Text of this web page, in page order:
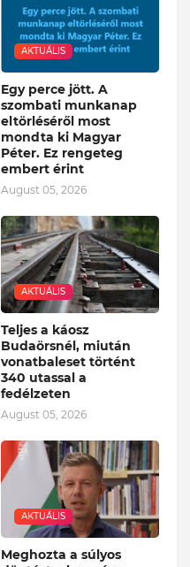
AKTUÁLIS
Egy perce jött. A
szombati munkanap
eltörléséről most
mondta ki Magyar
Péter. Ez rengeteg
embert érint
August 05, 2026
AKTUÁLIS
Teljes a káosz
Budaörsnél, miután
vonatbaleset történt
340 utassal a
fedélzeten
August 05, 2026
AKTUÁLIS
Meghozta a súlyos